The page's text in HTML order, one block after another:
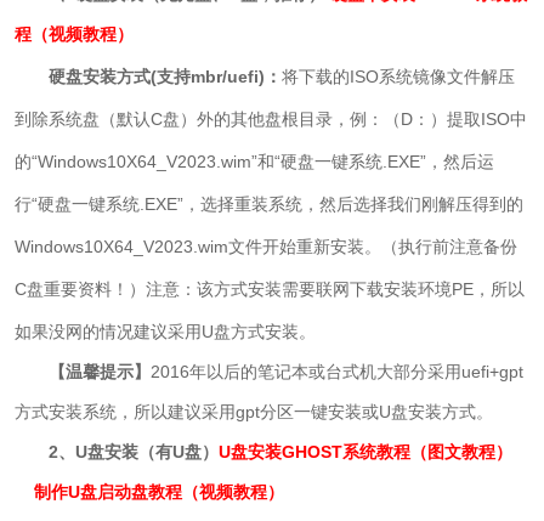
程（视频教程）
硬盘安装方式(支持mbr/uefi)：将下载的ISO系统镜像文件解压
到除系统盘（默认C盘）外的其他盘根目录，例：（D：）提取ISO中
的“Windows10X64_V2023.wim”和“硬盘一键系统.EXE”，然后运
行“硬盘一键系统.EXE”，选择重装系统，然后选择我们刚解压得到的
Windows10X64_V2023.wim文件开始重新安装。（执行前注意备份
C盘重要资料！）注意：该方式安装需要联网下载安装环境PE，所以
如果没网的情况建议采用U盘方式安装。
【温馨提示】2016年以后的笔记本或台式机大部分采用uefi+gpt
方式安装系统，所以建议采用gpt分区一键安装或U盘安装方式。
2、U盘安装（有U盘）U盘安装GHOST系统教程（图文教程）
制作U盘启动盘教程（视频教程）